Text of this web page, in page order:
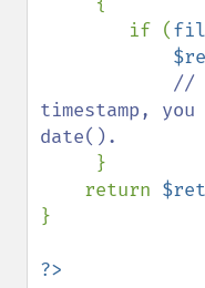
        if (
//
timestamp,
date().
}
    return
$ret
}
?>